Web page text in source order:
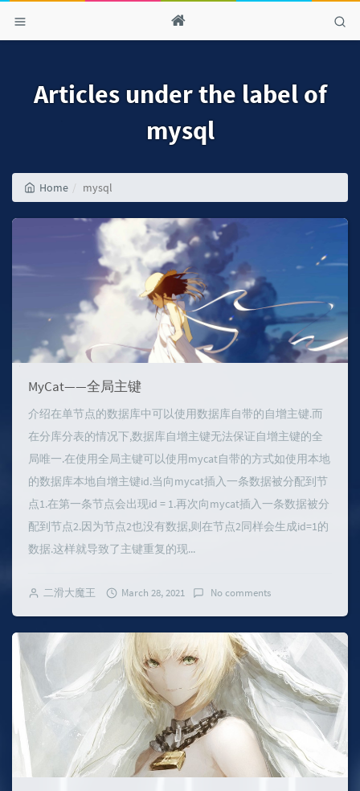
Articles under the label of
mysql
Home mysql
MyCat——全局主键
介绍在单节点的数据库中可以使用数据库自带的自增主键.而
在分库分表的情况下,数据库自增主键无法保证自增主键的全
局唯一.在使用全局主键可以使用mycat自带的方式如使用本地
的数据库本地自增主键id.当向mycat插入一条数据被分配到节
点1.在第一条节点会出现id = 1.再次向mycat插入一条数据被分
配到节点2.因为节点2也没有数据,则在节点2同样会生成id=1的
数据.这样就导致了主键重复的现...
二滑大魔王 March 28, 2021 No comments